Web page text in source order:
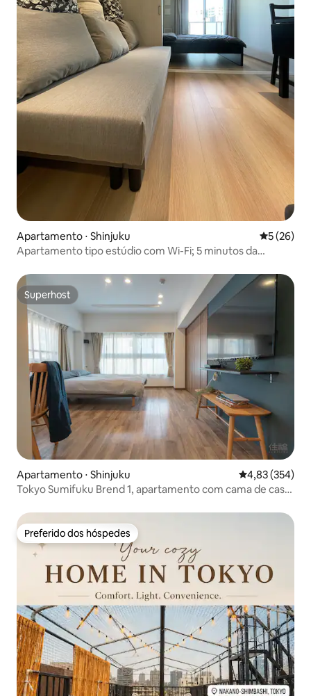
Apartamento ⋅ Shinjuku 5 de uma
5 (26)
Apartamento tipo estúdio com Wi-Fi; 5 minutos da
apartamento com 2 camas de casal
Superhost
Superhost
Apartamento ⋅ Shinjuku 4,83 de uma
4,83 (354)
Tokyo Sumifuku Brend 1, apartamento com cama de casal
Preferido dos hóspedes
Preferido dos hóspedes